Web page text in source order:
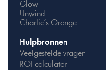
Glow
Unwind
Charlie’s Orange
Hulpbronnen
Veelgestelde vragen
ROI-calculator